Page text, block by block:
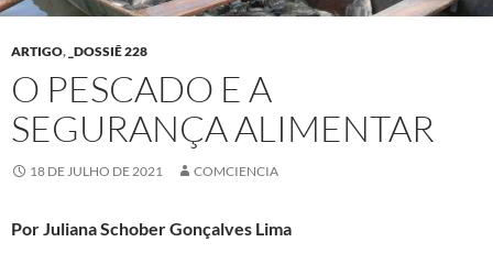
ARTIGO, _DOSSIÊ 228
O PESCADO E A
SEGURANÇA ALIMENTAR
18 DE JULHO DE 2021 COMCIENCIA
Por Juliana Schober Gonçalves Lima